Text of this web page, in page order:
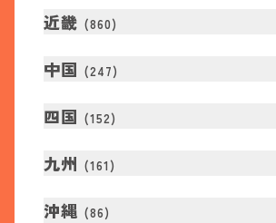
近畿 (860)
中国 (247)
四国 (152)
九州 (161 )
沖縄 (86)